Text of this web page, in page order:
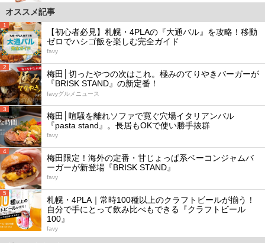
オススメ記事
1
【初心者必見】札幌・4PLAの『大通バル』を攻略！移動
ゼロでハシゴ飯を楽しむ完全ガイド
favy
2
梅田│切ったやつの次はこれ。極みのてりやきバーガーが
『BRISK STAND』の新定番！
favyグルメニュース
3
梅田│喧騒を離れソファで寛ぐ穴場イタリアンバル
『pasta stand』。長居もOKで使い勝手抜群
favy
4
梅田限定！海外の定番・甘じょっぱ系ベーコンジャムバ
ーガーが新登場『BRISK STAND』
favy
5
札幌・4PLA｜常時100種以上のクラフトビールが揃う！
自分で手にとって飲み比べもできる『クラフトビール
100』
favy